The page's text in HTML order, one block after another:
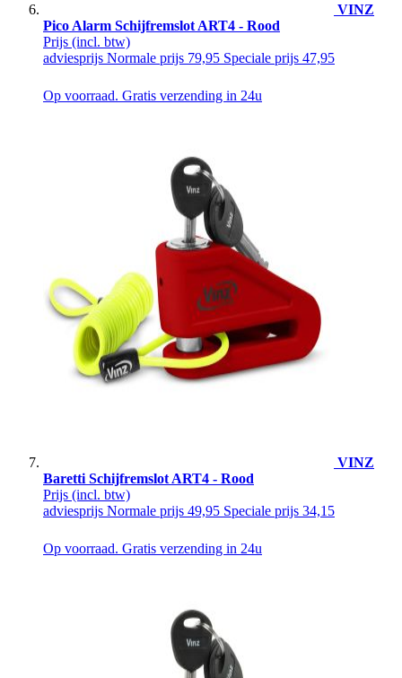
VINZ
Pico Alarm Schijfremslot ART4 - Rood
Prijs (incl. btw)
adviesprijs Normale prijs 79,95 Speciale prijs 47,95
Op voorraad. Gratis verzending in 24u
VINZ
Baretti Schijfremslot ART4 - Rood
Prijs (incl. btw)
adviesprijs Normale prijs 49,95 Speciale prijs 34,15
Op voorraad. Gratis verzending in 24u